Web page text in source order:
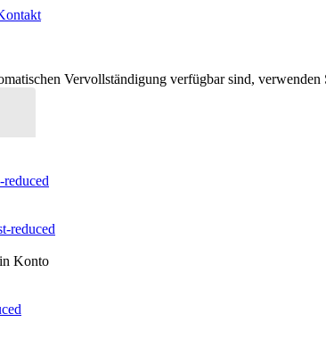
Vervollständigung verfügbar sind,
Konto